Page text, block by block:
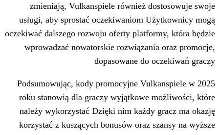
zmieniają, Vulkanspiele również
usługi, aby sprostać oczekiwaniom
oczekiwać dalszego rozwoju oferty
wprowadzać nowatorskie
dopasowane do
Podsumowując, kody promocyjne
roku stanowią dla graczy wyjątkowe
należy wykorzystać Dzięki nim
korzystać z kuszących bonusów oraz